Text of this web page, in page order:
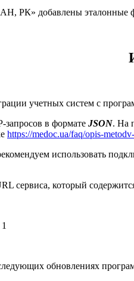
РК» добавлены эталонные
учетных систем с
запросов в формате JSON. На
https://medoc.ua/faq/opis-
использовать
сервиса, который
обновлениях